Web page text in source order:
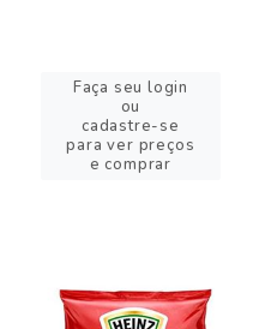
Faça seu login
ou
cadastre-se
para ver preços
e comprar